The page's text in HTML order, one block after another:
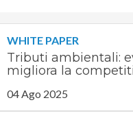
WHITE PAPER
Tributi ambientali:
migliora la
04 Ago 2025